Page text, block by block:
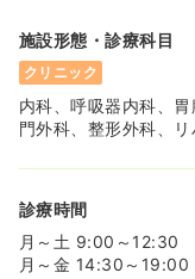
施設形態・診療科目
クリニック
内科、呼吸器内科、
門外科、整形外科、
診療時間
月～土 9:00～12:30
月～金 14:30～